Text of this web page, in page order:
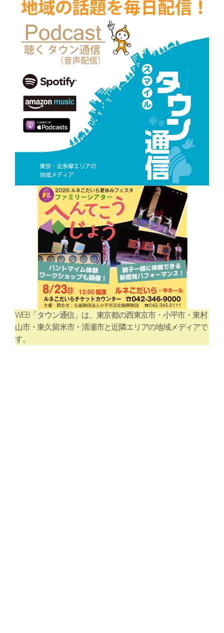
WEB「タウン通信」は、東京都の西東京市・小平市・東村
山市・東久留米市・清瀬市と近隣エリアの地域メディアで
す。